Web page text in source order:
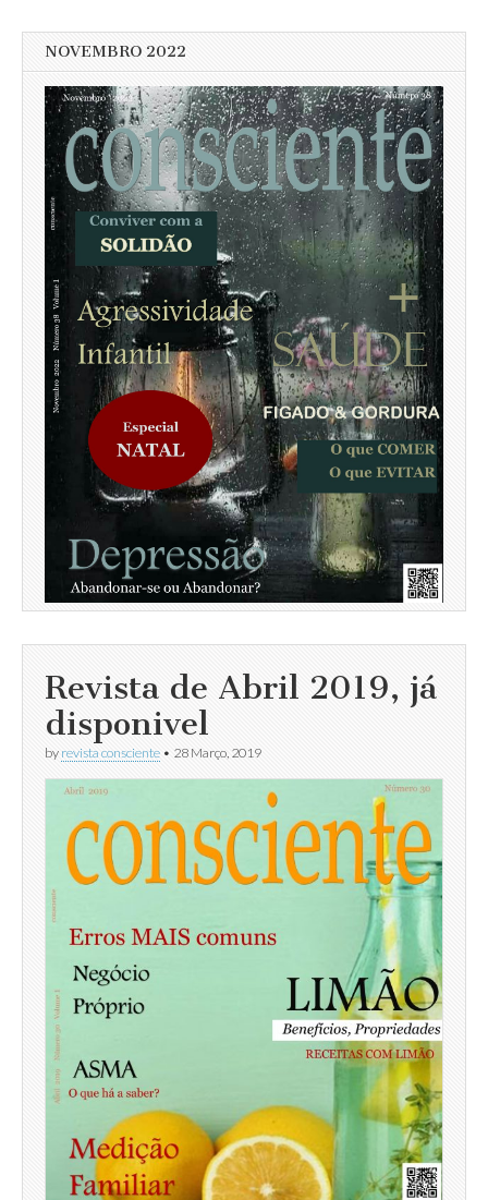
NOVEMBRO 2022
Revista de Abril 2019, já
disponivel
by revista consciente • 28 Março, 2019